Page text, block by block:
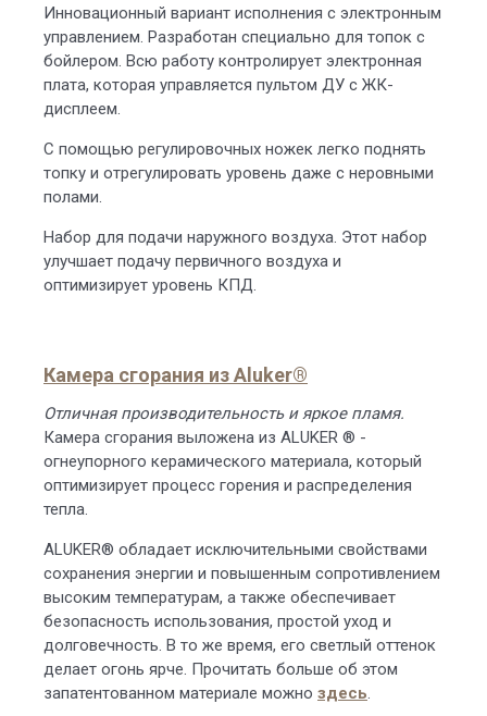
Инновационный вариант исполнения с электронным
управлением. Разработан специально для топок с
бойлером. Всю работу контролирует электронная
плата, которая управляется пультом ДУ с ЖК-
дисплеем.
С помощью регулировочных ножек легко поднять
топку и отрегулировать уровень даже с неровными
полами.
Набор для подачи наружного воздуха. Этот набор
улучшает подачу первичного воздуха и
оптимизирует уровень КПД.
Камера сгорания из Aluker®
Отличная производительность и яркое пламя.
Камера сгорания выложена из ALUKER ® -
огнеупорного керамического материала, который
оптимизирует процесс горения и распределения
тепла.
ALUKER® обладает исключительными свойствами
сохранения энергии и повышенным сопротивлением
высоким температурам, а также обеспечивает
безопасность использования, простой уход и
долговечность. В то же время, его светлый оттенок
делает огонь ярче. Прочитать больше об этом
запатентованном материале можно здесь.